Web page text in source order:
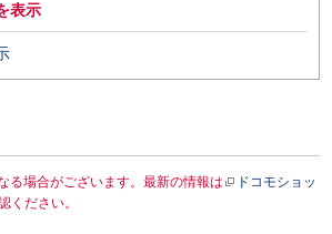
表示
る場合がございます。最新の情報は
ドコモショッ
ください。